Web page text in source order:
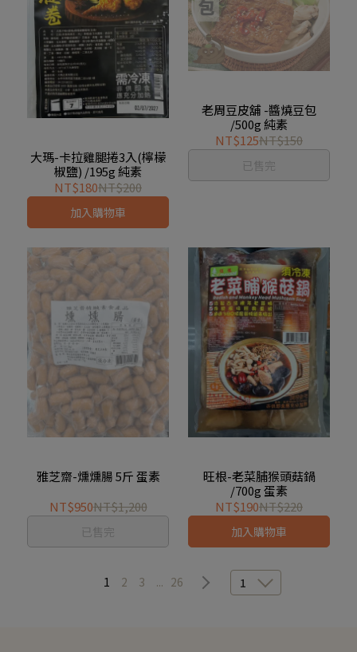
大瑪-卡拉雞腿捲3入(檸檬
椒鹽) /195g 純素
NT$180NT$200
加入購物車
老周豆皮舖 -醬燒豆包
/500g 純素
NT$125NT$150
已售完
雅芝齋-燻燻腸 5斤 蛋素
NT$950NT$1,200
已售完
旺根-老菜脯猴頭菇鍋
/700g 蛋素
NT$190NT$220
加入購物車
1 2 3 ... 26 1